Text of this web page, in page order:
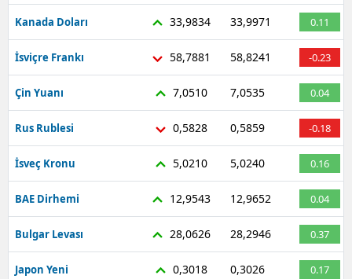
Kanada Doları 33,9834 33,9971 0.11
İsviçre Frankı 58,7881 58,8241 -0.23
Çin Yuanı 7,0510 7,0535 0.04
Rus Rublesi 0,5828 0,5859 -0.18
İsveç Kronu 5,0210 5,0240 0.16
BAE Dirhemi 12,9543 12,9652 0.04
Bulgar Levası 28,0626 28,2946 0.37
Japon Yeni 0,3018 0,3026 0.17